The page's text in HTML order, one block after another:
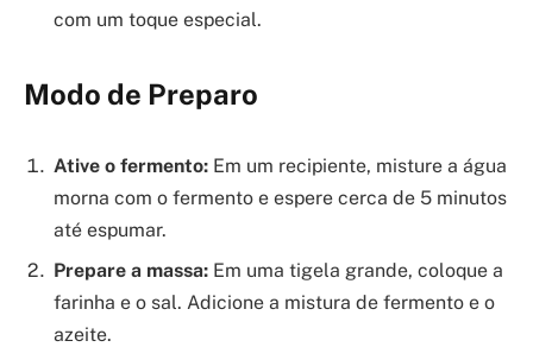
com um toque especial.
Modo de Preparo
Ative o fermento: Em um recipiente, misture a água
morna com o fermento e espere cerca de 5 minutos
até espumar.
Prepare a massa: Em uma tigela grande, coloque a
farinha e o sal. Adicione a mistura de fermento e o
azeite.